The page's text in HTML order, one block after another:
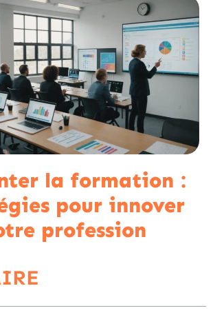
la formation :
pour innover
profession